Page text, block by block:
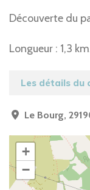
Découverte du
Longueur : 1,3
Les détails du
Le Bourg,
+
−